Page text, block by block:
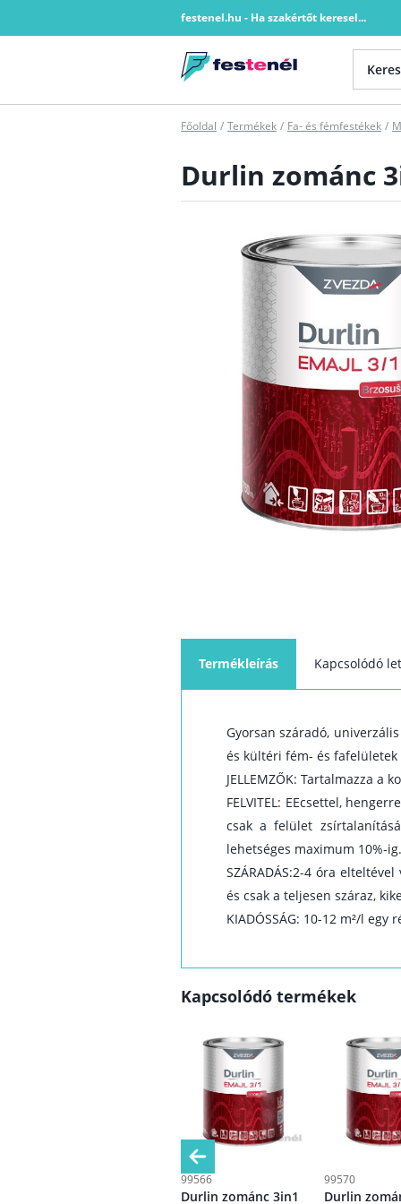
festenel.hu - Ha szakértőt keresel...
Főoldal / Termékek / Fa- és fémfestékek /
Durlin zománc
Termékleírás Kapcsolódó
Gyorsan száradó,
és kültéri fém- és
JELLEMZŐK: Tartalmazza a
FELVITEL: EEcsettel,
csak a felület
lehetséges maximum 10%-ig.
SZÁRADÁS:2-4 óra
és csak a teljesen száraz,
KIADÓSSÁG: 10-12 m²/l egy
Kapcsolódó termékek
99566
Durlin zománc 3in1
99570
Durlin